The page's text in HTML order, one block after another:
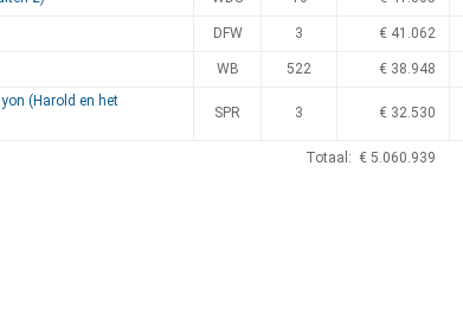
DFW 3 € 41.062
WB 522 € 38.948
(Harold en het
SPR 3 € 32.530
Totaal: € 5.060.939